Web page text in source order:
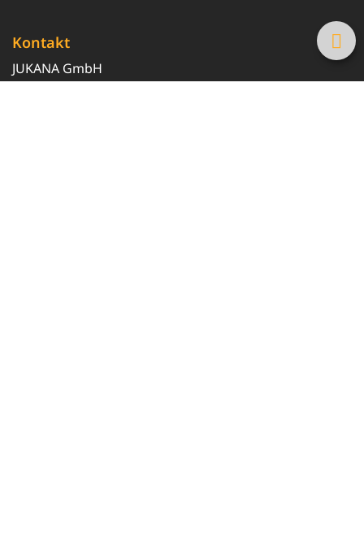
Kontakt
JUKANA GmbH